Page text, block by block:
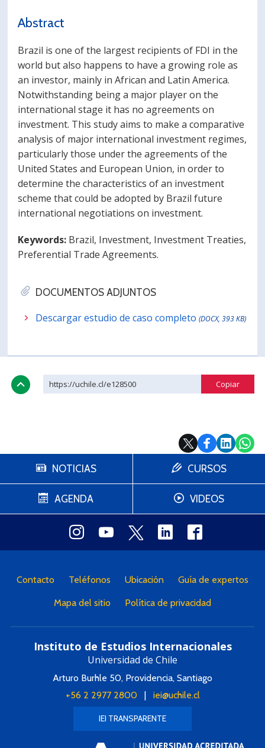
DOCUMENTOS ADJUNTOS
Descargar estudio de caso completo(DOCX, 393 KB)
Abstract
Brazil is one of the largest recipients of FDI in the
world but also happens to have a growing role as
an investor, mainly in African and Latin America.
Notwithstanding being a major player on the
international stage it has no agreements on
investment. This study aims to make a comparative
analysis of major international investment regimes,
particularly those under the agreements of the
United States and European Union, in order to
determine the characteristics of an investment
scheme that could be adopted by Brazil future
international negotiations on investment.
Keywords: Brazil, Investment, Investment Treaties,
Preferential Trade Agreements.
https://uchile.cl/e128500
NOTICIAS
AGENDA
CURSOS
VIDEOS
Contacto Teléfonos Ubicación Guía de expertos
Mapa del sitio Política de privacidad
Instituto de Estudios Internacionales
Universidad de Chile
Arturo Burhle 50, Providencia, Santiago
+56 2 2977 2800| iei@uchile.cl
IEI TRANSPARENTE